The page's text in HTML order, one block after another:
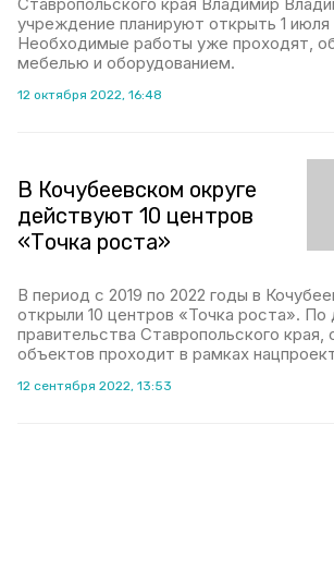
учреждение планируют открыть 1 июля
Необходимые работы уже проходят,
мебелью и оборудованием.
12 октября 2022, 16:48
В Кочубеевском округе
действуют 10 центров
«Точка роста»
В период с 2019 по 2022 годы в
открыли 10 центров «Точка роста». По
правительства Ставропольского края,
объектов проходит в рамках
12 сентября 2022, 13:53